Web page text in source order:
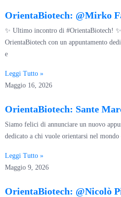
OrientaBiotech: @Mirko
✨ Ultimo incontro di #OrientaBiotech!
OrientaBiotech con un appuntamento
e
Leggi Tutto »
Maggio 16, 2026
OrientaBiotech: Sante
Siamo felici di annunciare un nuovo
dedicato a chi vuole orientarsi nel
Leggi Tutto »
Maggio 9, 2026
OrientaBiotech: @Nicolò